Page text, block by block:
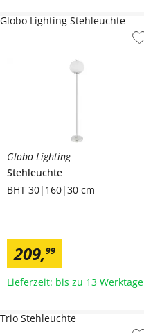
Globo Lighting
Stehleuchte
BHT 30|160|30 cm
209,99
Globo Lighting Stehleuchte
Lieferzeit: bis zu 13 Werktage
Trio Stehleuchte